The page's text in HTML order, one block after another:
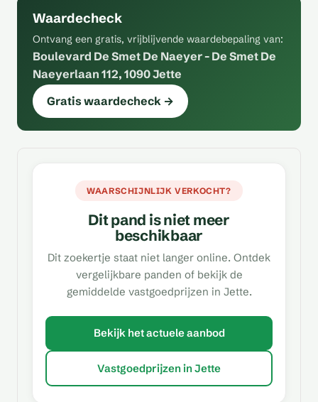
Waardecheck
Ontvang een gratis, vrijblijvende waardebepaling van:
Boulevard De Smet De Naeyer - De Smet De
Naeyerlaan 112, 1090 Jette
Gratis waardecheck →
WAARSCHIJNLIJK VERKOCHT?
Dit pand is niet meer
beschikbaar
Dit zoekertje staat niet langer online. Ontdek
vergelijkbare panden of bekijk de
gemiddelde vastgoedprijzen in Jette.
Bekijk het actuele aanbod
Vastgoedprijzen in Jette